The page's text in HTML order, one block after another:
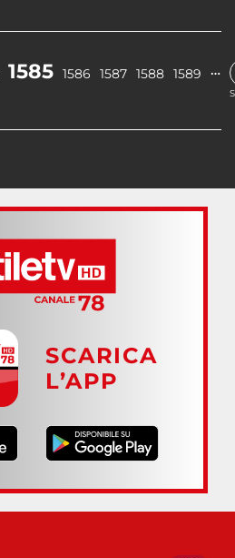
1585 1586 1587 1588 1589 …
SCARICA
L’APP